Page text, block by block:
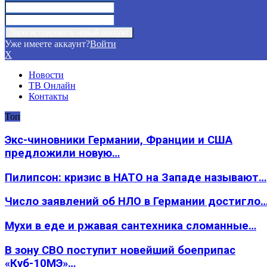
Уже имеете аккаунт?Войти
X
Новости
ТВ Онлайн
Контакты
Топ
Экс-чиновники Германии, Франции и США
предложили новую…
Пилипсон: кризис в НАТО на Западе называют…
Число заявлений об НЛО в Германии
Мухи в еде и ржавая сантехника сломанные…
В зону СВО поступит новейший боеприпас
«Куб-10МЭ»…